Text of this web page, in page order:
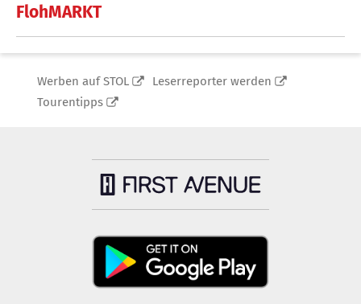
FlohMARKT
Werben auf STOL
Leserreporter werden
Tourentipps